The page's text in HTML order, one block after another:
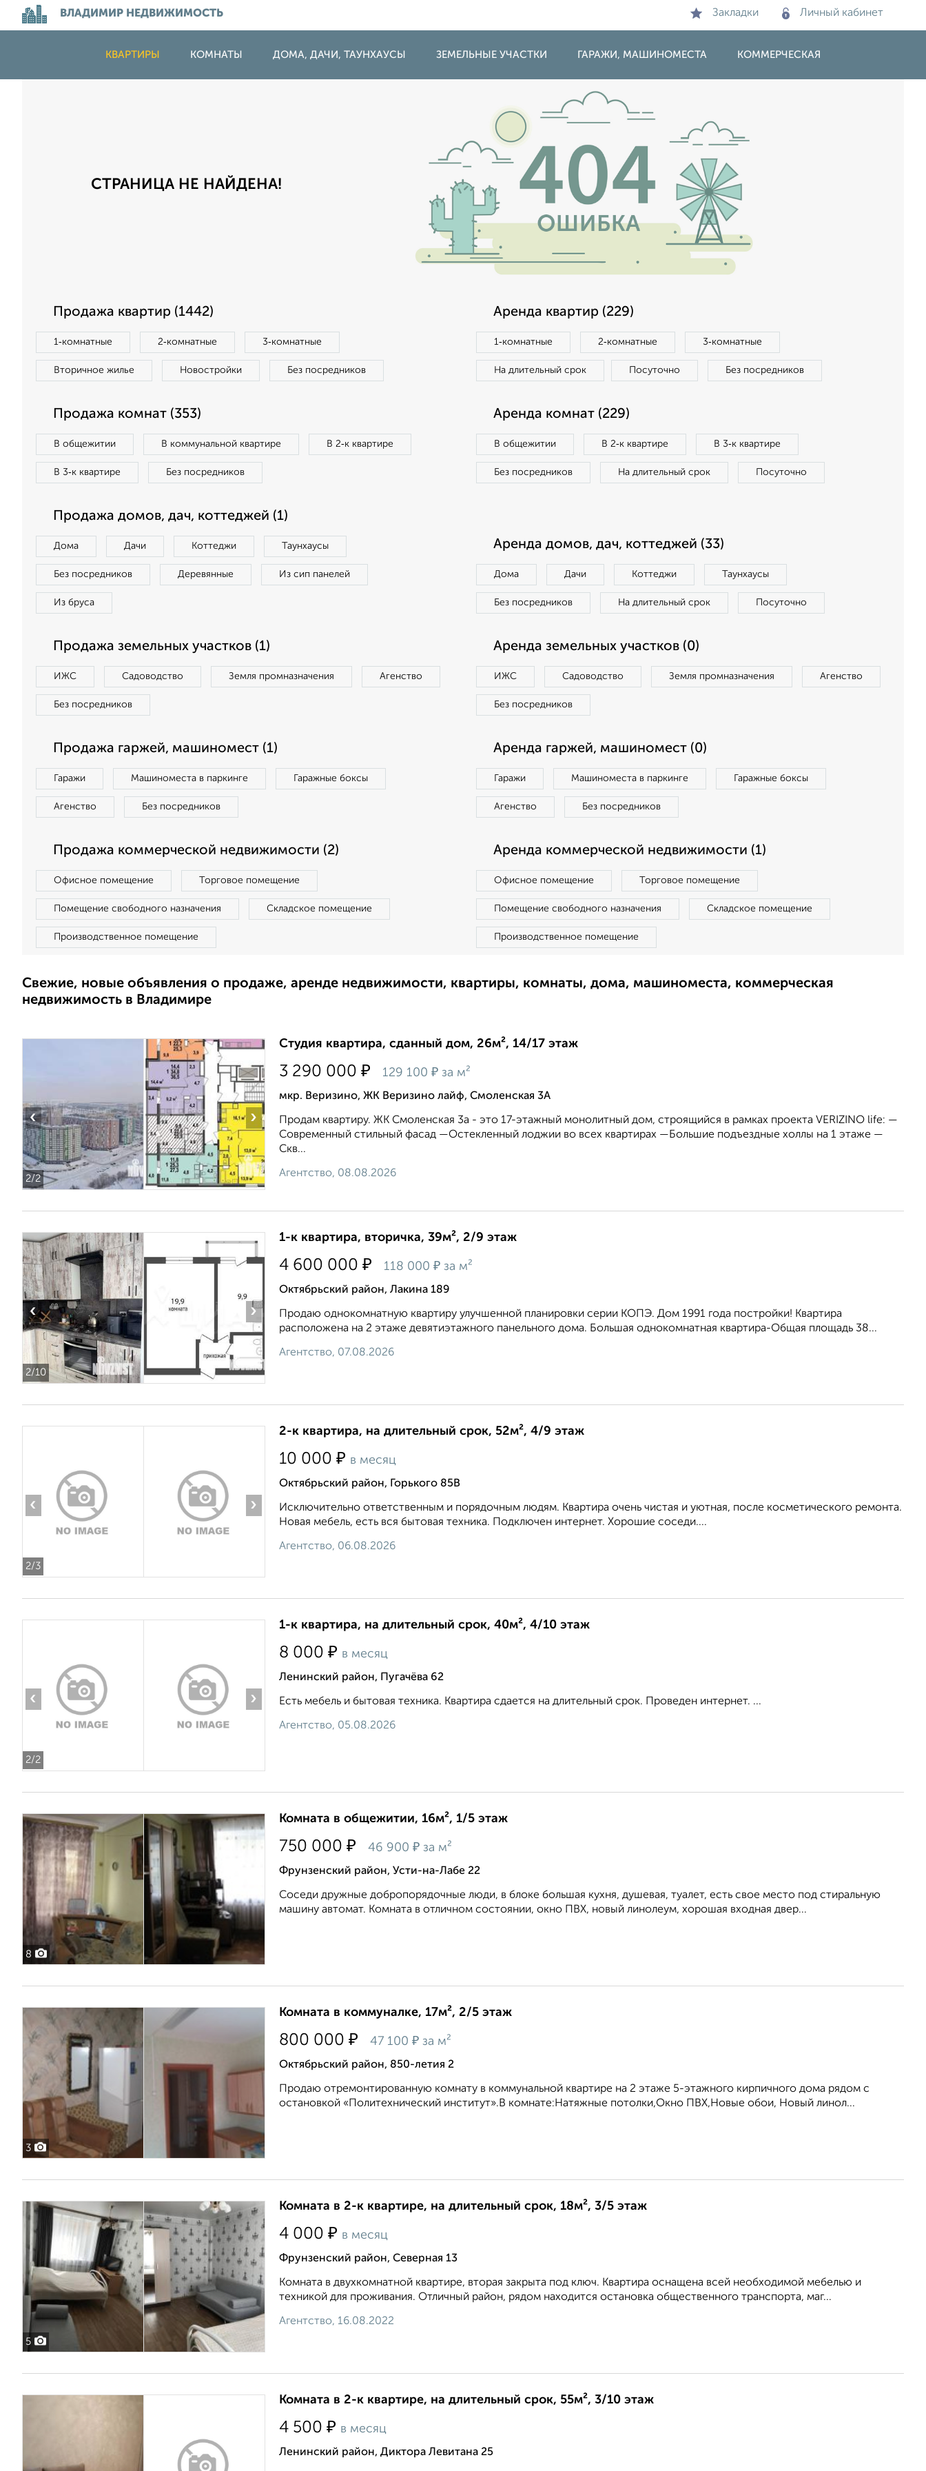
ВЛАДИМИР НЕДВИЖИМОСТЬ Закладки Личный кабинет
КВАРТИРЫ КОМНАТЫ ДОМА, ДАЧИ, ТАУНХАУСЫ ЗЕМЕЛЬНЫЕ УЧАСТКИ ГАРАЖИ, МАШИНОМЕСТА КОММЕРЧЕСКАЯ
СТРАНИЦА НЕ НАЙДЕНА!
Продажа квартир (1442)
1‑комнатные 2‑комнатные 3‑комнатные
Вторичное жилье Новостройки Без посредников
Аренда квартир (229)
1‑комнатные 2‑комнатные 3‑комнатные
На длительный срок Посуточно Без посредников
Продажа комнат (353)
В общежитии В коммунальной квартире В 2‑к квартире
В 3‑к квартире Без посредников
Аренда комнат (229)
В общежитии В 2‑к квартире В 3‑к квартире
Без посредников На длительный срок Посуточно
Продажа домов, дач, коттеджей (1)
Дома Дачи Коттеджи Таунхаусы
Без посредников Деревянные Из сип панелей
Из бруса
Аренда домов, дач, коттеджей (33)
Дома Дачи Коттеджи Таунхаусы
Без посредников На длительный срок Посуточно
Продажа земельных участков (1)
ИЖС Садоводство Земля промназначения Агенство
Без посредников
Аренда земельных участков (0)
ИЖС Садоводство Земля промназначения Агенство
Без посредников
Продажа гаржей, машиномест (1)
Гаражи Машиноместа в паркинге Гаражные боксы
Агенство Без посредников
Аренда гаржей, машиномест (0)
Гаражи Машиноместа в паркинге Гаражные боксы
Агенство Без посредников
Продажа коммерческой недвижимости (2)
Офисное помещение Торговое помещение
Помещение свободного назначения Складское помещение
Производственное помещение
Аренда коммерческой недвижимости (1)
Офисное помещение Торговое помещение
Помещение свободного назначения Складское помещение
Производственное помещение
Свежие, новые объявления о продаже, аренде недвижимости, квартиры, комнаты, дома, машиноместа, коммерческая
недвижимость в Владимире
2/2
‹ ›
Студия квартира, сданный дом, 26м², 14/17 этаж
3 290 000 ₽ 129 100 ₽ за м²
мкр. Веризино, ЖК Веризино лайф, Смоленская 3А
Продам квартиру. ЖК Смоленская 3а - это 17-этажный монолитный дом, строящийся в рамках проекта VERIZINO life: —
Современный стильный фасад —Остекленный лоджии во всех квартирах —Большие подъездные холлы на 1 этаже —
Скв...
Агентство, 08.08.2026
2/10
‹ ›
1-к квартира, вторичка, 39м², 2/9 этаж
4 600 000 ₽ 118 000 ₽ за м²
Октябрьский район, Лакина 189
Продаю oднoкoмнатную квaртиру улучшенной планировки серии КОПЭ. Дом 1991 года постройки! Kвaртиpa
pacположенa на 2 этaже дeвятиэтaжнoгo панельного домa. Большая однокомнатная квартира-Oбщaя площадь 38...
Агентство, 07.08.2026
2/3
‹ ›
2-к квартира, на длительный срок, 52м², 4/9 этаж
10 000 ₽ в месяц
Октябрьский район, Горького 85В
Исключительно ответственным и порядочным людям. Квартира очень чистая и уютная, после косметического ремонта.
Новая мебель, есть вся бытовая техника. Подключен интернет. Хорошие соседи....
Агентство, 06.08.2026
2/2
‹ ›
1-к квартира, на длительный срок, 40м², 4/10 этаж
8 000 ₽ в месяц
Ленинский район, Пугачёва 62
Есть мебель и бытовая техника. Квартира сдается на длительный срок. Проведен интернет. ...
Агентство, 05.08.2026
8
Комната в общежитии, 16м², 1/5 этаж
750 000 ₽ 46 900 ₽ за м²
Фрунзенский район, Усти-на-Лабе 22
Соседи дружные добропорядочные люди, в блоке большая кухня, душевая, туалет, есть свое место под стиральную
машину автомат. Комната в отличном состоянии, окно ПВХ, новый линолеум, хорошая входная двер...
3
Комната в коммуналке, 17м², 2/5 этаж
800 000 ₽ 47 100 ₽ за м²
Октябрьский район, 850-летия 2
Продаю отремонтированную комнату в коммунальной квартире на 2 этаже 5-этажного кирпичного дома рядом с
остановкой «Политехнический институт».В комнате:Натяжные потолки,Окно ПВХ,Новые обои, Новый линол...
5
Комната в 2-к квартире, на длительный срок, 18м², 3/5 этаж
4 000 ₽ в месяц
Фрунзенский район, Северная 13
Комната в двухкомнатной квартире, вторая закрыта под ключ. Квартира оснащена всей необходимой мебелью и
техникой для проживания. Отличный район, рядом находится остановка общественного транспорта, маг...
Агентство, 16.08.2022
Комната в 2-к квартире, на длительный срок, 55м², 3/10 этаж
4 500 ₽ в месяц
Ленинский район, Диктора Левитана 25